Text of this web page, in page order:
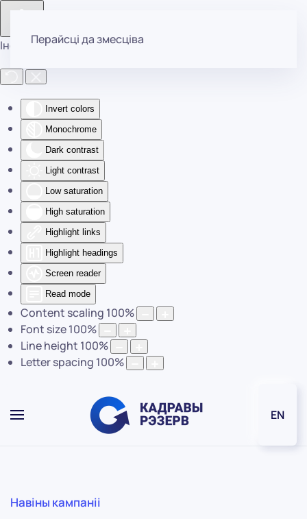
Інструменты даступнасці
Invert colors
Monochrome
Dark contrast
Light contrast
Low saturation
High saturation
Highlight links
Highlight headings
Screen reader
Read mode
Content scaling 100%
Font size100%
Line height 100%
Letter spacing 100%
Перайсці да змесціва
EN
Навіны кампаніі